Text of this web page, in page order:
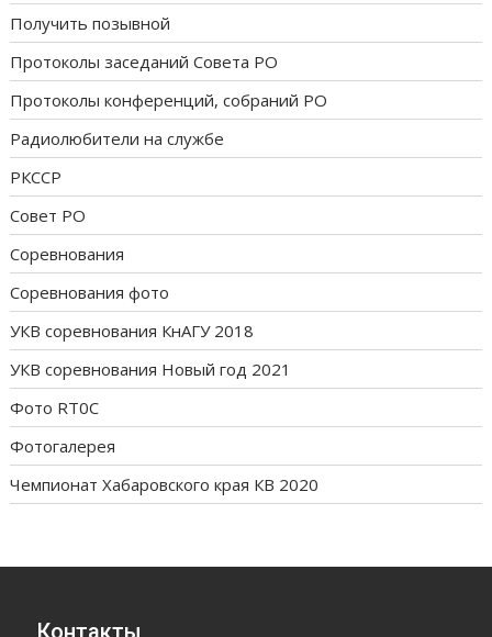
Получить позывной
Протоколы заседаний Совета РО
Протоколы конференций, собраний РО
Радиолюбители на службе
РКССР
Совет РО
Соревнования
Соревнования фото
УКВ соревнования КнАГУ 2018
УКВ соревнования Новый год 2021
Фото RT0C
Фотогалерея
Чемпионат Хабаровского края КВ 2020
Контакты